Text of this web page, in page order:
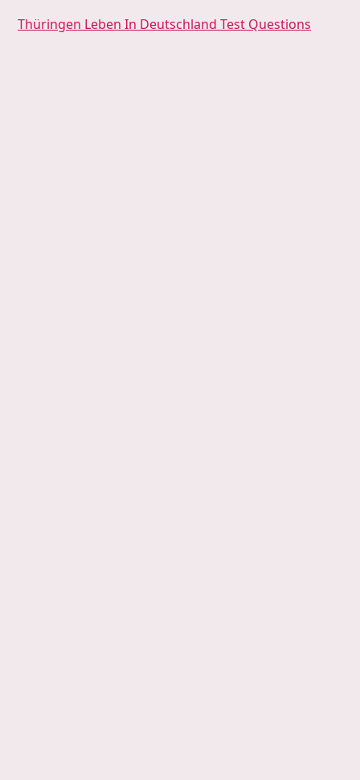
Thüringen Leben In Deutschland Test Questions